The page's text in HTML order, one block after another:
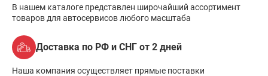
В нашем каталоге представлен широчайший ассортимент
товаров для автосервисов любого масштаба
Доставка по РФ и СНГ от 2 дней
Наша компания осуществляет прямые поставки